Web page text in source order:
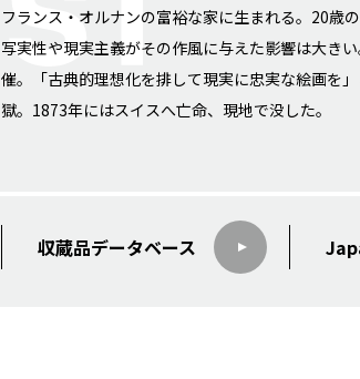
フランス・オルナンの富裕な家に生まれる。20歳
写実性や現実主義がその作風に与えた影響は大き
催。「古典的理想化を排して現実に忠実な絵画を
獄。1873年にはスイスへ亡命、現地で没した。
収蔵品データベース